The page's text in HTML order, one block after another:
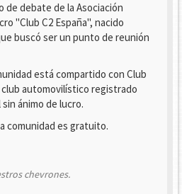
de debate de la Asociación
"Club C2 España", nacido
buscó ser un punto de reunión
está compartido con Club
automovilístico registrado
ánimo de lucro.
comunidad es gratuito.
chevrones.